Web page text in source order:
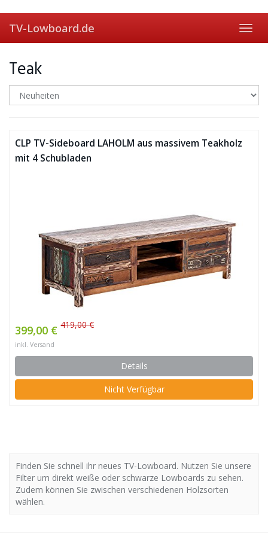
to
main
content
TV-Lowboard.de
Teak
CLP TV-Sideboard LAHOLM aus massivem Teakholz
mit 4 Schubladen
399,00 € 419,00 €
inkl. Versand
Details
Nicht Verfügbar
Finden Sie schnell ihr neues TV-Lowboard. Nutzen Sie unsere
Filter um direkt weiße oder schwarze Lowboards zu sehen.
Zudem können Sie zwischen verschiedenen Holzsorten
wählen.